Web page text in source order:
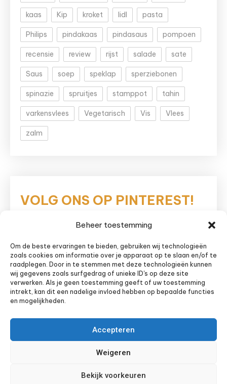
Beheer toestemming
Om de beste ervaringen te bieden, gebruiken wij technologieën
zoals cookies om informatie over je apparaat op te slaan en/of te
raadplegen. Door in te stemmen met deze technologieën kunnen
wij gegevens zoals surfgedrag of unieke ID's op deze site
verwerken. Als je geen toestemming geeft of uw toestemming
intrekt, kan dit een nadelige invloed hebben op bepaalde functies
en mogelijkheden.
Accepteren
Weigeren
Bekijk voorkeuren
kaas Kip kroket lidl pasta
Philips pindakaas pindasaus pompoen
recensie review rijst salade sate
Saus soep speklap sperziebonen
spinazie spruitjes stamppot tahin
varkensvlees Vegetarisch Vis Vlees
zalm
VOLG ONS OP PINTEREST!